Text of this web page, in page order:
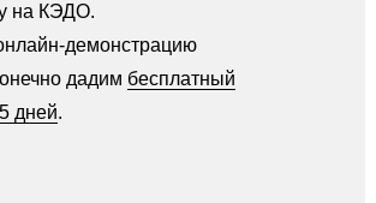
на КЭДО.
демонстрацию
дадим бесплатный
дней.